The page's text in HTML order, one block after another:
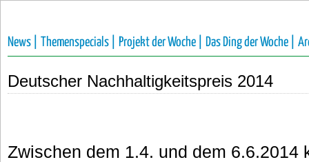
News | Themenspecials | Projekt der Woche | Das Ding der Woche |
Deutscher Nachhaltigkeitspreis 2014
Zwischen dem 1.4. und dem 6.6.2014